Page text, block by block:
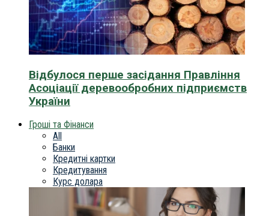
Відбулося перше засідання Правління
Асоціації деревообробних підприємств
України
Гроші та Фінанси
All
Банки
Кредитні картки
Кредитування
Курс долара